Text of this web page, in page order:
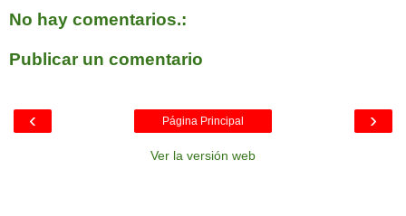
No hay comentarios.:
Publicar un comentario
‹ ›
Página Principal
Ver la versión web